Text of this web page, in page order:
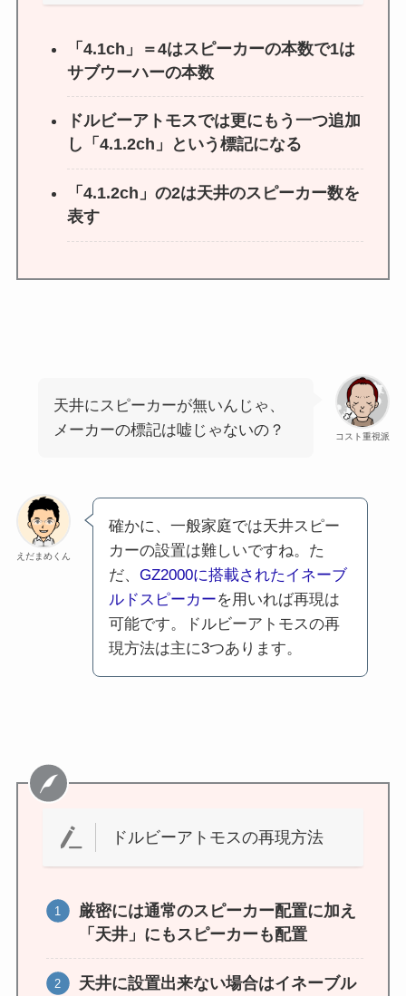
「4.1ch」＝4はスピーカーの本数で1は
サブウーハーの本数
ドルビーアトモスでは更にもう一つ追加
し「4.1.2ch」という標記になる
「4.1.2ch」の2は天井のスピーカー数を
表す
コスト重視派
天井にスピーカーが無いんじゃ、
メーカーの標記は嘘じゃないの？
えだまめくん
確かに、一般家庭では天井スピー
カーの設置は難しいですね。た
だ、 GZ2000に搭載されたイネーブ
ルドスピーカーを用いれば再現は
可能です。ドルビーアトモスの再
現方法は主に3つあります。
ドルビーアトモスの再現方法
厳密には通常のスピーカー配置に加え
「天井」にもスピーカーも配置
天井に設置出来ない場合はイネーブル